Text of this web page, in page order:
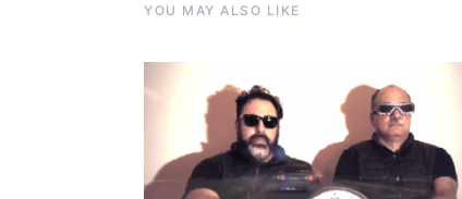
YOU MAY ALSO LIKE